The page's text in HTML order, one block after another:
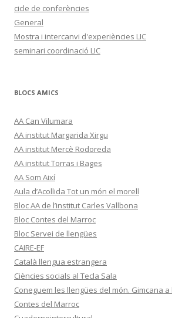
cicle de conferències
General
Mostra i intercanvi d'experiències LIC
seminari coordinació LIC
BLOCS AMICS
AA Can Vilumara
AA institut Margarida Xirgu
AA institut Mercè Rodoreda
AA institut Torras i Bages
AA Som Així
Aula d’Acollida Tot un món el morell
Bloc AA de l’institut Carles Vallbona
Bloc Contes del Marroc
Bloc Servei de llengües
CAIRE-EF
Català llengua estrangera
Ciències socials al Tecla Sala
Coneguem les llengües del món. Gimcana a
Contes del Marroc